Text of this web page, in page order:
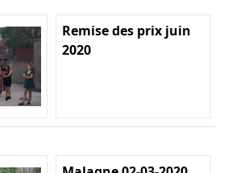
Remise des prix juin
2020